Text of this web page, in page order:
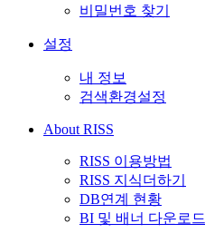
비밀번호 찾기
설정
내 정보
검색환경설정
About RISS
RISS 이용방법
RISS 지식더하기
DB연계 현황
BI 및 배너 다운로드